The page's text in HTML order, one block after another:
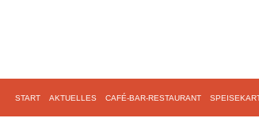
START AKTUELLES CAFÉ-BAR-RESTAURANT